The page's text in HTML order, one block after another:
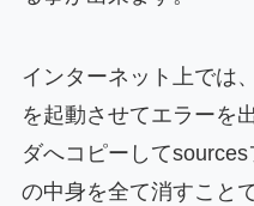
インターネット上では
を起動させてエラーを
ダへコピーしてsources
の中身を全て消すこと